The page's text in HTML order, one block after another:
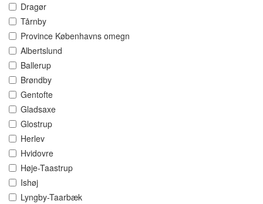
Dragør
Tårnby
Province Københavns omegn
Albertslund
Ballerup
Brøndby
Gentofte
Gladsaxe
Glostrup
Herlev
Hvidovre
Høje-Taastrup
Ishøj
Lyngby-Taarbæk